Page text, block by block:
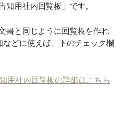
知用社内回覧板」です。
書と同じように回覧板を作れ
などに使えば、下のチェック欄
用社内回覧板の詳細はこちら